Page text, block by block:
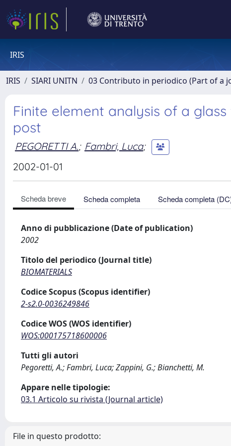
IRIS
IRIS SIARI UNITN 03 Contributo in periodico (Part of a
Finite element analysis of a
post
PEGORETTI A.; Fambri, Luca;
2002-01-01
Scheda breve Scheda completa Scheda completa
Anno di pubblicazione (Date of publication)
2002
Titolo del periodico (Journal title)
BIOMATERIALS
Codice Scopus (Scopus identifier)
2-s2.0-0036249846
Codice WOS (WOS identifier)
WOS:000175718600006
Tutti gli autori
Pegoretti, A.; Fambri, Luca; Zappini, G.; Bianchetti, M.
Appare nelle tipologie:
03.1 Articolo su rivista (Journal article)
File in questo prodotto: